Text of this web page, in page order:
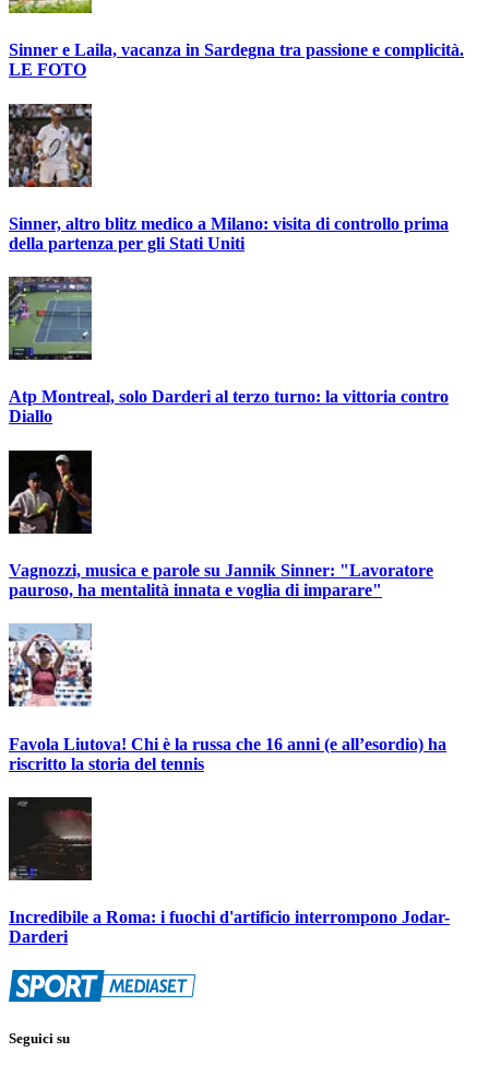
Sinner e Laila, vacanza in Sardegna tra passione e complicità.
LE FOTO
Sinner, altro blitz medico a Milano: visita di controllo prima
della partenza per gli Stati Uniti
Atp Montreal, solo Darderi al terzo turno: la vittoria contro
Diallo
Vagnozzi, musica e parole su Jannik Sinner: "Lavoratore
pauroso, ha mentalità innata e voglia di imparare"
Favola Liutova! Chi è la russa che 16 anni (e all’esordio) ha
riscritto la storia del tennis
Incredibile a Roma: i fuochi d'artificio interrompono Jodar-
Darderi
Seguici su